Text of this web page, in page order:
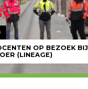
OP BEZOEK BIJ
(LINEAGE)